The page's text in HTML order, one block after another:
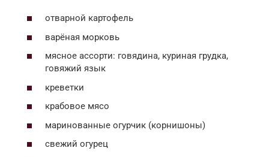
отварной картофель
варёная морковь
мясное ассорти: говядина, куриная грудка,
говяжий язык
креветки
крабовое мясо
маринованные огурчик (корнишоны)
свежий огурец